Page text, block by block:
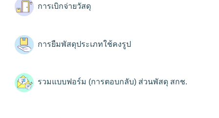
การเบิกจ่ายวัสดุ
การยืมพัสดุประเภทใช้คงรูป
รวมแบบฟอร์ม (การตอบกลับ) ส่วนพัสดุ สกช.